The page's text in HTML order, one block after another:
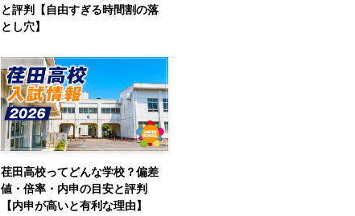
と評判【自由すぎる時間割の落
とし穴】
荏田高校ってどんな学校？偏差
値・倍率・内申の目安と評判
【内申が高いと有利な理由】